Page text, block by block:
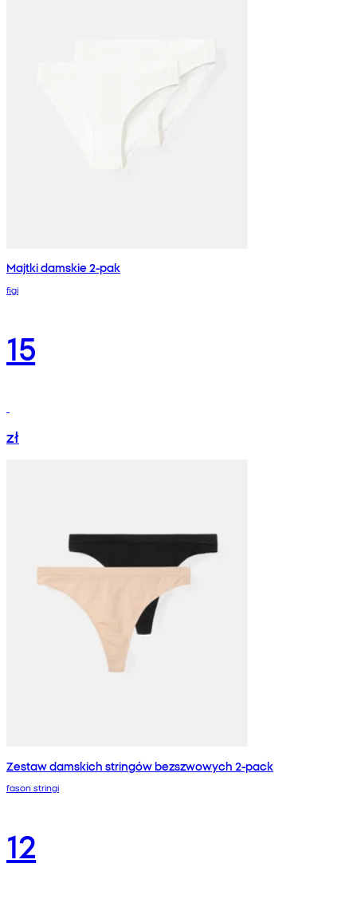
Majtki damskie 2-pak
figi
15
zł
Zestaw damskich stringów bezszwowych 2-pack
fason stringi
12